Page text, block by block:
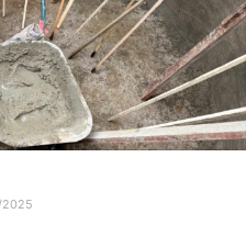
2025